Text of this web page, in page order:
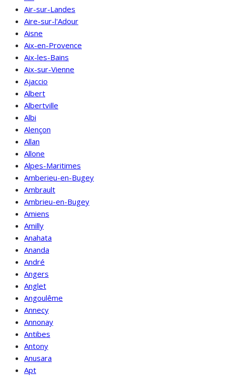
Air-sur-Landes
Aire-sur-l'Adour
Aisne
Aix-en-Provence
Aix-les-Bains
Aix-sur-Vienne
Ajaccio
Albert
Albertville
Albi
Alençon
Allan
Allone
Alpes-Maritimes
Amberieu-en-Bugey
Ambrault
Ambrieu-en-Bugey
Amiens
Amilly
Anahata
Ananda
André
Angers
Anglet
Angoulême
Annecy
Annonay
Antibes
Antony
Anusara
Apt